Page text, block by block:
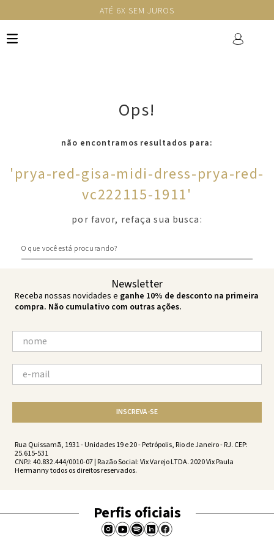
ATÉ 6X SEM JUROS
Ops!
não encontramos resultados para:
'prya-red-gisa-midi-dress-prya-red-
vc222115-1911'
por favor, refaça sua busca:
Newsletter
Receba nossas novidades e ganhe 10% de desconto na primeira
compra. Não cumulativo com outras ações.
INSCREVA-SE
Rua Quissamã, 1931 - Unidades 19 e 20 - Petrópolis, Rio de Janeiro - RJ. CEP:
25.615-531
CNPJ: 40.832.444/0010-07 | Razão Social: Vix Varejo LTDA. 2020 Vix Paula
Hermanny todos os direitos reservados.
Perfis oficiais